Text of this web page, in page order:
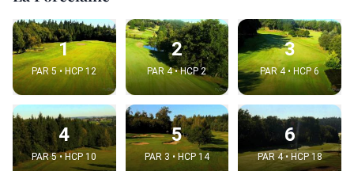
1
PAR 5 • HCP 12
2
PAR 4 • HCP 2
3
PAR 4 • HCP 6
4
PAR 5 • HCP 10
5
PAR 3 • HCP 14
6
PAR 4 • HCP 18